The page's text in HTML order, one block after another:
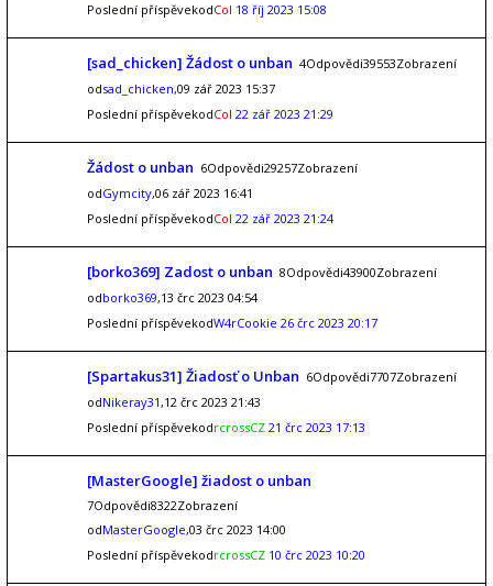
Poslední příspěvekodCol 18 říj 2023 15:08
[sad_chicken] Žádost o unban 4Odpovědi39553Zobrazení
odsad_chicken,09 zář 2023 15:37
Poslední příspěvekodCol 22 zář 2023 21:29
Žádost o unban 6Odpovědi29257Zobrazení
odGymcity,06 zář 2023 16:41
Poslední příspěvekodCol 22 zář 2023 21:24
[borko369] Zadost o unban 8Odpovědi43900Zobrazení
odborko369,13 črc 2023 04:54
Poslední příspěvekodW4rCookie 26 črc 2023 20:17
[Spartakus31] Žiadosť o Unban 6Odpovědi7707Zobrazení
odNikeray31,12 črc 2023 21:43
Poslední příspěvekodrcrossCZ 21 črc 2023 17:13
[MasterGoogle] žiadost o unban
7Odpovědi8322Zobrazení
odMasterGoogle,03 črc 2023 14:00
Poslední příspěvekodrcrossCZ 10 črc 2023 10:20